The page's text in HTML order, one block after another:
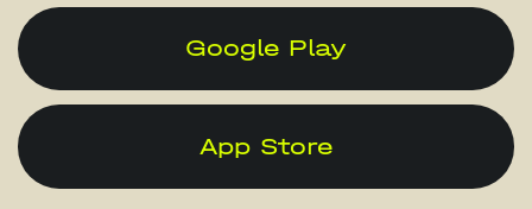
Google Play
App Store